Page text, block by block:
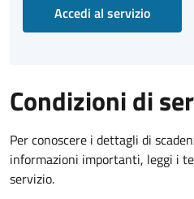
Accedi al servizio
Condizioni di
Per conoscere i dettagli di
informazioni importanti, leggi i
servizio.